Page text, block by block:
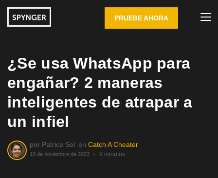
PRUEBE AHORA
¿Se usa WhatsApp para
engañar? 2 maneras
inteligentes de atrapar a
un infiel
por Patrice Sol en Catch A Cheater
10 de noviembre de 2023 9 minutos